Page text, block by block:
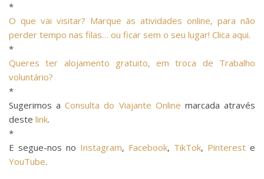
*
O que vai visitar? Marque as atividades online, para não
perder tempo nas filas… ou ficar sem o seu lugar! Clica aqui.
*
Queres ter alojamento gratuito, em troca de Trabalho
voluntário?
*
Sugerimos aConsulta do Viajante Online marcada através
deste link.
*
E segue-nos no Instagram, Facebook, TikTok, Pinterest e
YouTube.